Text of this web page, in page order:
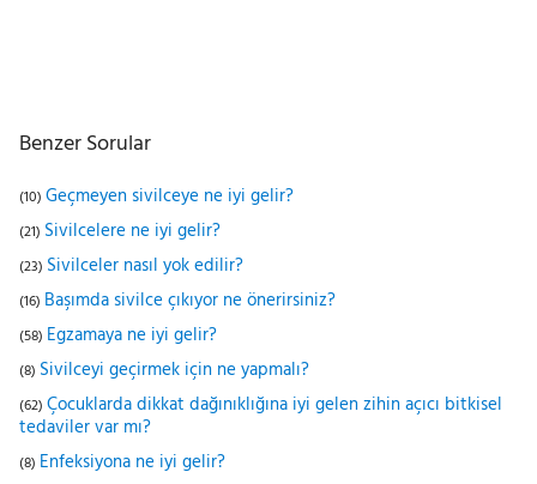
Benzer Sorular
(10) Geçmeyen sivilceye ne iyi gelir?
(21) Sivilcelere ne iyi gelir?
(23) Sivilceler nasıl yok edilir?
(16) Başımda sivilce çıkıyor ne önerirsiniz?
(58) Egzamaya ne iyi gelir?
(8) Sivilceyi geçirmek için ne yapmalı?
(62) Çocuklarda dikkat dağınıklığına iyi gelen zihin açıcı bitkisel
tedaviler var mı?
(8) Enfeksiyona ne iyi gelir?